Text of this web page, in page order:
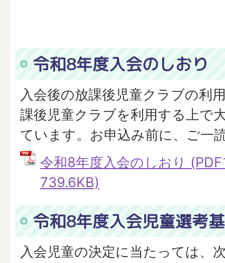
令和8年度入会のしおり
入会後の放課後児童クラブの利
課後児童クラブを利用する上で
ています。お申込み前に、ご一
令和8年度入会のしおり
739.6KB)
令和8年度入会児童選考
入会児童の決定に当たっては、